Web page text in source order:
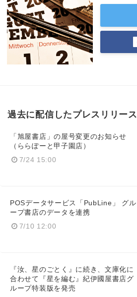
過去に配信したプレスリリース
「旭屋書店」の屋号変更のお知らせ
（ららぽーと甲子園店）
7/24 15:00
POSデータサービス「PubLine」 グル
ープ書店のデータを連携
7/10 12:00
『汝、星のごとく』に続き、文庫化に
合わせて『星を編む』紀伊國屋書店グ
ループ特装版を発売